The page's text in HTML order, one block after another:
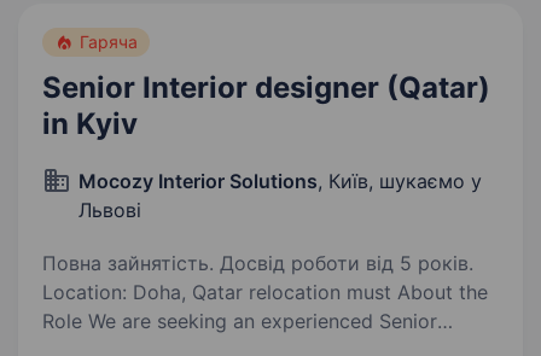
наявність посвідчення…
Гаряча
Senior Interior designer (Qatar)
in Kyiv
Mocozy Interior Solutions, Київ, шукаємо у
Львові
Повна зайнятість. Досвід роботи від 5 років.
Location: Doha, Qatar relocation must About the
Role We are seeking an experienced Senior